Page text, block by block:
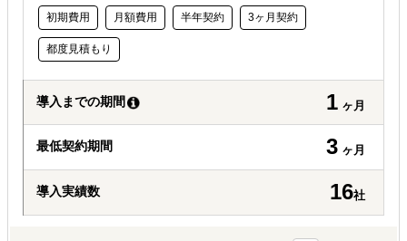
初期費用 月額費用 半年契約 3ヶ月契約
都度見積もり
導入までの期間 1 ヶ月
最低契約期間 3 ヶ月
導入実績数 16社